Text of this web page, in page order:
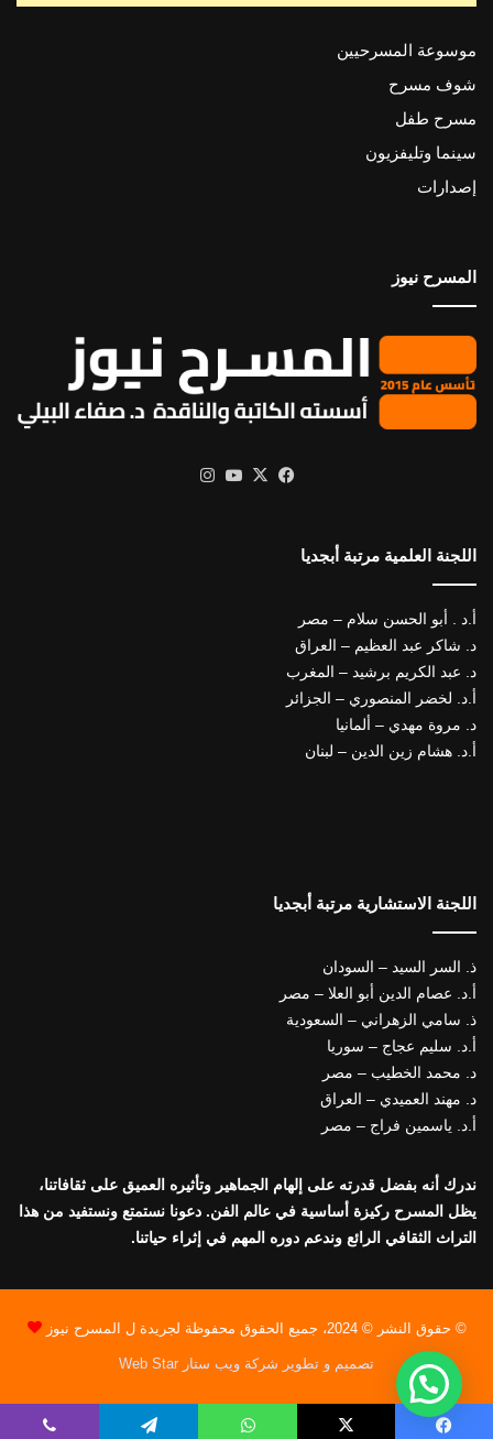
موسوعة المسرحيين
شوف مسرح
مسرح طفل
سينما وتليفزيون
إصدارات
المسرح نيوز
فيسبوك
X يوتيوب
اللجنة العلمية مرتبة أبجديا
أ.د . أبو الحسن سلام – مصر
د. شاكر عبد العظيم – العراق
د. عبد الكريم برشيد – المغرب
أ.د. لخضر المنصوري – الجزائر
د. مروة مهدي – ألمانيا
أ.د. هشام زين الدين – لبنان
اللجنة الاستشارية مرتبة أبجديا
ذ. السر السيد – السودان
أ.د. عصام الدين أبو العلا – مصر
ذ. سامي الزهراني – السعودية
أ.د. سليم عجاج – سوريا
د. محمد الخطيب – مصر
د. مهند العميدي – العراق
أ.د. ياسمين فراج – مصر
ندرك أنه بفضل قدرته على إلهام الجماهير وتأثيره العميق على ثقافاتنا،
يظل المسرح ركيزة أساسية في عالم الفن. دعونا نستمتع ونستفيد من هذا
التراث الثقافي الرائع وندعم دوره المهم في إثراء حياتنا.
© حقوق النشر © 2024، جميع الحقوق محفوظة لجريدة ل المسرح نيوز
تصميم و تطوير شركة ويب ستار Web Star